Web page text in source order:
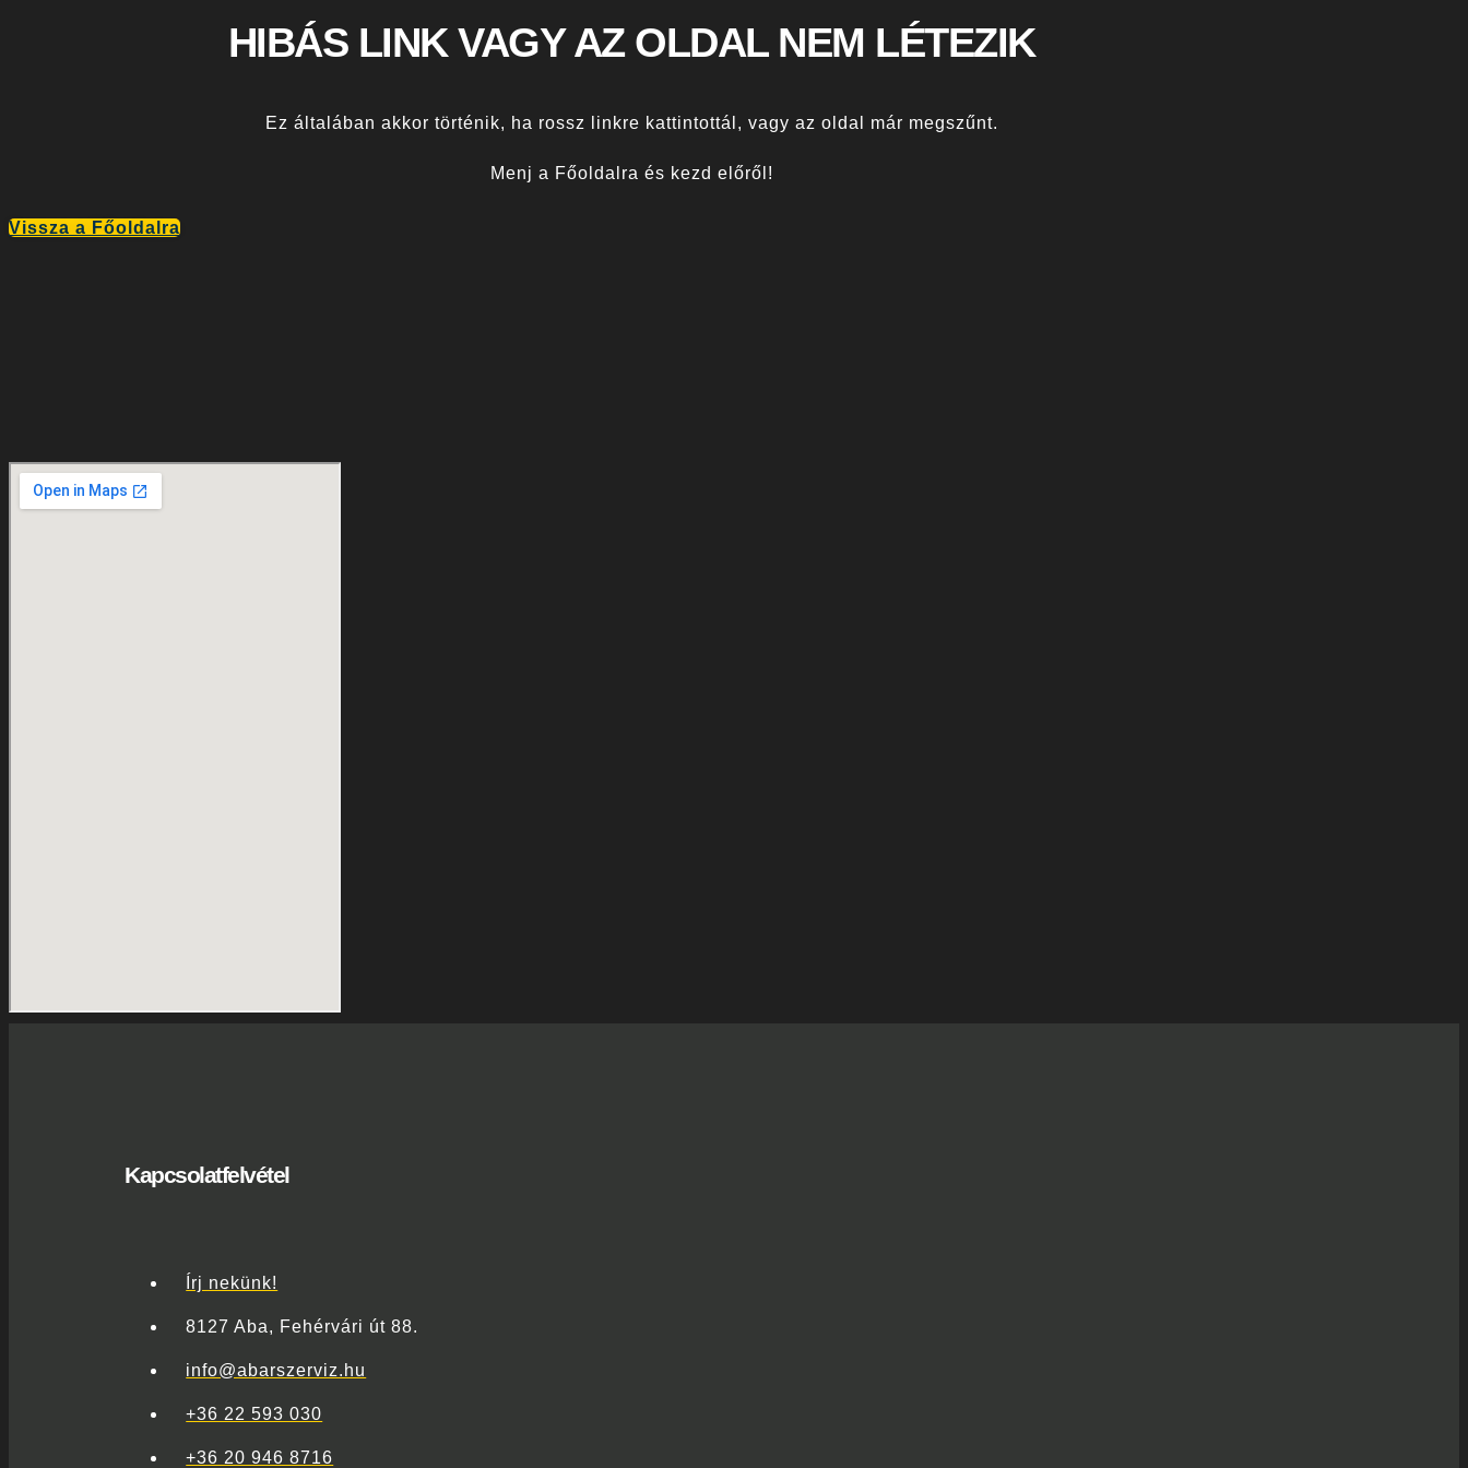
HIBÁS LINK VAGY AZ OLDAL NEM LÉTEZIK
Ez általában akkor történik, ha rossz linkre kattintottál, vagy az oldal már megszűnt.
Menj a Főoldalra és kezd előről!
Vissza a Főoldalra
Kapcsolatfelvétel
Írj nekünk!
8127 Aba, Fehérvári út 88.
info@abarszerviz.hu
+36 22 593 030
+36 20 946 8716